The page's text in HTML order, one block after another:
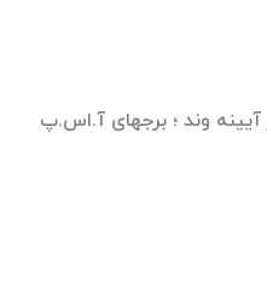
آیینه وند ؛ برجهای آ.اس.پ